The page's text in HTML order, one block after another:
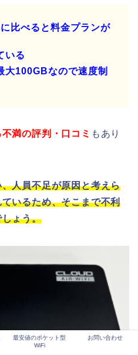
比べると料金プランが
いる
大100GBなので速度制
満の評判・口コミ もあり
人員不足が原因と考えら
いるため、そこまで不利
ょう。
最安値のポケット型
WiFi
お問い合わせ